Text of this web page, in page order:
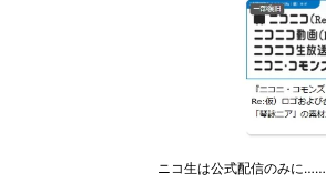
ニコ生は公式配信のみに……